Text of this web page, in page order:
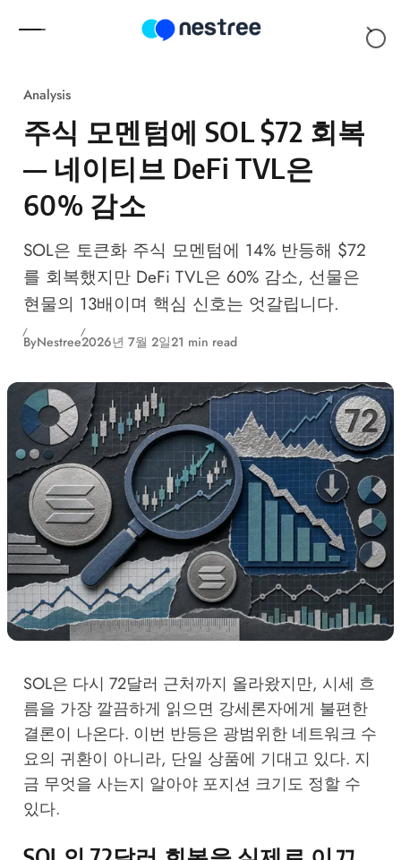
Analysis
주식 모멘텀에 SOL $72 회복
— 네이티브 DeFi TVL은
60% 감소
SOL은 토큰화 주식 모멘텀에 14% 반등해 $72
를 회복했지만 DeFi TVL은 60% 감소, 선물은
현물의 13배이며 핵심 신호는 엇갈립니다.
ByNestree2026년 7월 2일21 min read
SOL은 다시 72달러 근처까지 올라왔지만, 시세 흐
름을 가장 깔끔하게 읽으면 강세론자에게 불편한
결론이 나온다. 이번 반등은 광범위한 네트워크 수
요의 귀환이 아니라, 단일 상품에 기대고 있다. 지
금 무엇을 사는지 알아야 포지션 크기도 정할 수
있다.